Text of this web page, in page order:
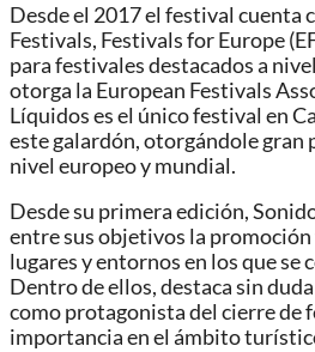
Desde el 2017 el festival cuenta
Festivals, Festivals for Europe
para festivales destacados a
otorga la European Festivals
Líquidos es el único festival en
este galardón, otorgándole gran
nivel europeo y mundial.
Desde su primera edición,
entre sus objetivos la promoción
lugares y entornos en los que se
Dentro de ellos, destaca sin
como protagonista del cierre de
importancia en el ámbito